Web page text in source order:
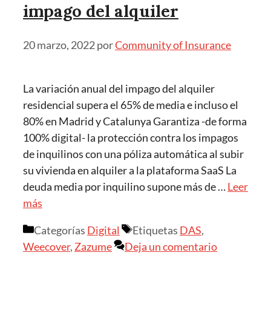
impago del alquiler
20 marzo, 2022porCommunity of Insurance
La variación anual del impago del alquiler
residencial supera el 65% de media e incluso el
80% en Madrid y Catalunya Garantiza -de forma
100% digital- la protección contra los impagos
de inquilinos con una póliza automática al subir
su vivienda en alquiler a la plataforma SaaS La
deuda media por inquilino supone más de …Leer
más
Categorías Digital Etiquetas DAS,
Weecover, Zazume Deja un comentario